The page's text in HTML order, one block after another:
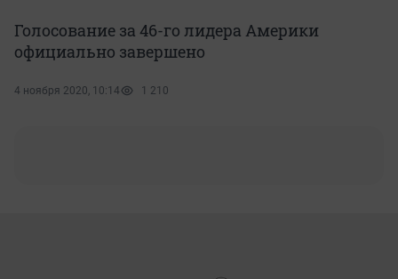
Голосование за 46-го лидера Америки
официально завершено
4 ноября 2020, 10:14 1 210